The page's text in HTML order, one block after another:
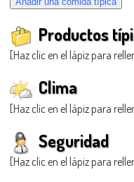
Productos
[Haz clic en el lápiz para
Clima
[Haz clic en el lápiz para
Seguridad
[Haz clic en el lápiz para